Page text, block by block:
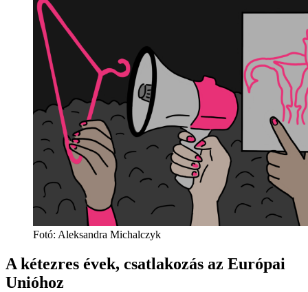
Fotó: Aleksandra Michalczyk
A kétezres évek, csatlakozás az Európai
Unióhoz